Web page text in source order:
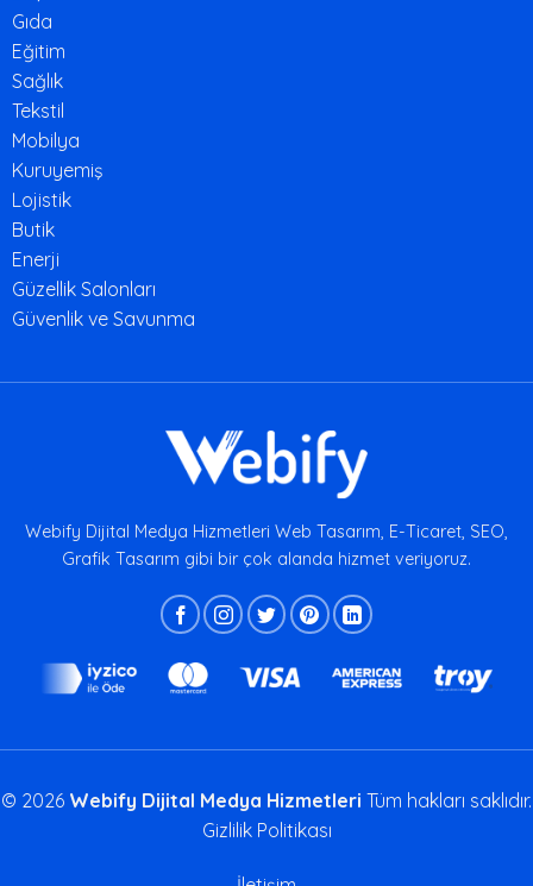
Gıda
Eğitim
Sağlık
Tekstil
Mobilya
Kuruyemiş
Lojistik
Butik
Enerji
Güzellik Salonları
Güvenlik ve Savunma
Webify Dijital Medya Hizmetleri Web Tasarım, E-Ticaret, SEO,
Grafik Tasarım gibi bir çok alanda hizmet veriyoruz.
© 2026 Webify Dijital Medya Hizmetleri Tüm hakları saklıdır.
Gizlilik Politikası